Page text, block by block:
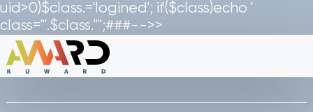
uid>0)$class.='logined'; if($class)echo '
class="'.$class.'"';###-->>